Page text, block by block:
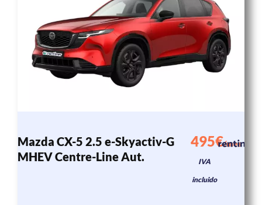
Mazda CX-5 2.5 e-Skyactiv-G
MHEV Centre-Line Aut.
495€/mes
IVA
incluido